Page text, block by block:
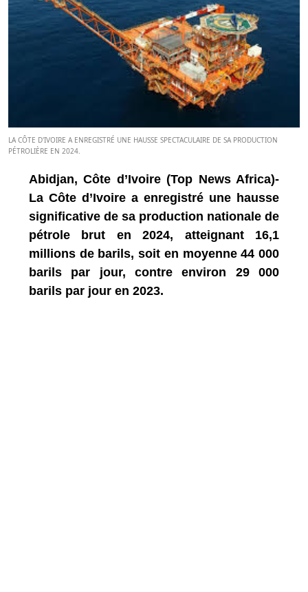
LA CÔTE D'IVOIRE A ENREGISTRÉ UNE HAUSSE SPECTACULAIRE DE SA PRODUCTION
PÉTROLIÈRE EN 2024.
Abidjan, Côte d’Ivoire (Top News Africa)-
La Côte d’Ivoire a enregistré une hausse
significative de sa production nationale de
pétrole brut en 2024, atteignant 16,1
millions de barils, soit en moyenne 44 000
barils par jour, contre environ 29 000
barils par jour en 2023.